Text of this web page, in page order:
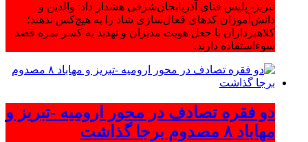
تبریز- پلیس فتای آذربایجان‌شرقی هشدار داد: والدین و
دانش‌آموزان کدهای فعال‌سازی شاد را به هیچ‌کس ندهند؛
کلاهبرداران با جعل هویت مدیران و تهدید به کسر نمره قصد
سوءاستفاده دارند.
دو فقره تصادف در محور ارومیه -تبریز و
مهاباد ۸ مصدوم برجا گذاشت